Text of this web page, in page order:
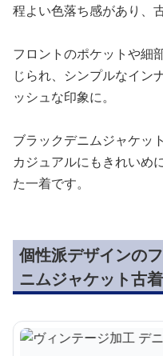
程よい色落ち感があり、
フロントのポケットや細
じられ、シンプルなイン
ッシュな印象に。
ブラックデニムジャケッ
カジュアルにもきれいめ
た一着です。
個性派デザインの
ニムジャケット古着